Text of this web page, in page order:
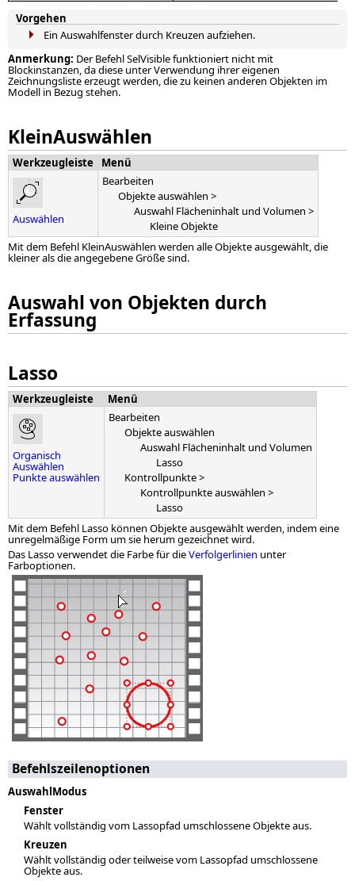
Vorgehen
Ein Auswahlfenster durch Kreuzen aufziehen.
Anmerkung: Der Befehl SelVisible funktioniert nicht mit
Blockinstanzen, da diese unter Verwendung ihrer eigenen
Zeichnungsliste erzeugt werden, die zu keinen anderen Objekten im
Modell in Bezug stehen.
KleinAuswählen
Werkzeugleiste Menü
Auswählen
Bearbeiten
Objekte auswählen >
Auswahl Flächeninhalt und Volumen >
Kleine Objekte
Mit dem Befehl KleinAuswählen werden alle Objekte ausgewählt, die
kleiner als die angegebene Größe sind.
Auswahl von Objekten durch
Erfassung
Lasso
Werkzeugleiste Menü
Organisch
Auswählen
Punkte auswählen
Bearbeiten
Objekte auswählen
Auswahl Flächeninhalt und Volumen
Lasso
Kontrollpunkte >
Kontrollpunkte auswählen >
Lasso
Mit dem Befehl Lasso können Objekte ausgewählt werden, indem eine
unregelmäßige Form um sie herum gezeichnet wird.
Das Lasso verwendet die Farbe für dieVerfolgerlinien unter
Farboptionen.
Befehlszeilenoptionen
AuswahlModus
Fenster
Wählt vollständig vom Lassopfad umschlossene Objekte aus.
Kreuzen
Wählt vollständig oder teilweise vom Lassopfad umschlossene
Objekte aus.